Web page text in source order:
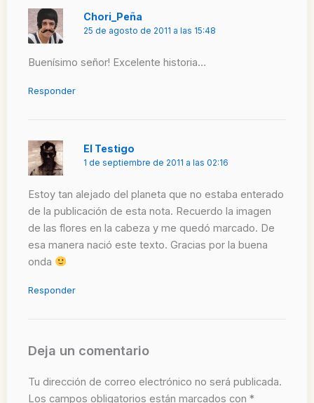
Chori_Peña
25 de agosto de 2011 a las 15:48
Buenísimo señor! Excelente historia…
Responder
El Testigo
1 de septiembre de 2011 a las 02:16
Estoy tan alejado del planeta que no estaba enterado
de la publicación de esta nota. Recuerdo la imagen
de las flores en la cabeza y me quedó marcado. De
esa manera nació este texto. Gracias por la buena
onda
Responder
Deja un comentario
Tu dirección de correo electrónico no será publicada.
Los campos obligatorios están marcados con *